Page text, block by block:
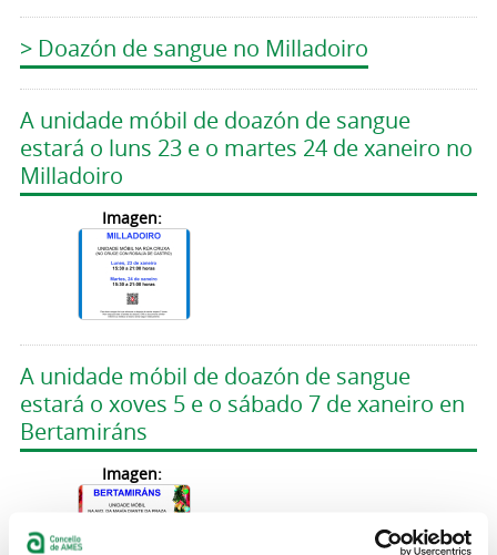
> Doazón de sangue no Milladoiro
A unidade móbil de doazón de sangue
estará o luns 23 e o martes 24 de xaneiro no
Milladoiro
Imagen:
A unidade móbil de doazón de sangue
estará o xoves 5 e o sábado 7 de xaneiro en
Bertamiráns
Imagen: